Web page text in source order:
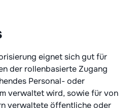
eignet sich gut für
der rollenbasierte Zugang
Personal- oder
verwaltet wird, sowie für von
verwaltete öffentliche oder